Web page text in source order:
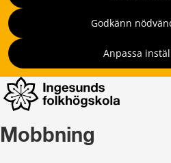
Godkänn
Anpassa
Mobbning